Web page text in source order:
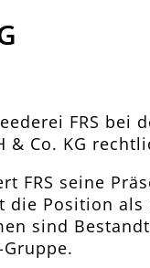
FRS bei
& Co. KG
FRS seine
Position als
sind